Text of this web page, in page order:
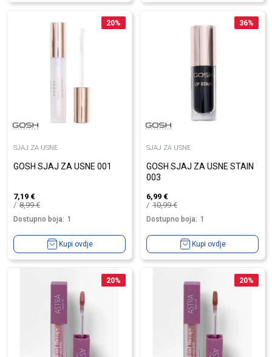
20%
SJAJ ZA USNE
GOSH SJAJ ZA USNE 001
7,19 €
8,99€
Dostupno boja: 1
Kupi ovdje
36%
SJAJ ZA USNE
GOSH SJAJ ZA USNE STAIN
003
6,99 €
10,99€
Dostupno boja: 1
Kupi ovdje
20% 20%